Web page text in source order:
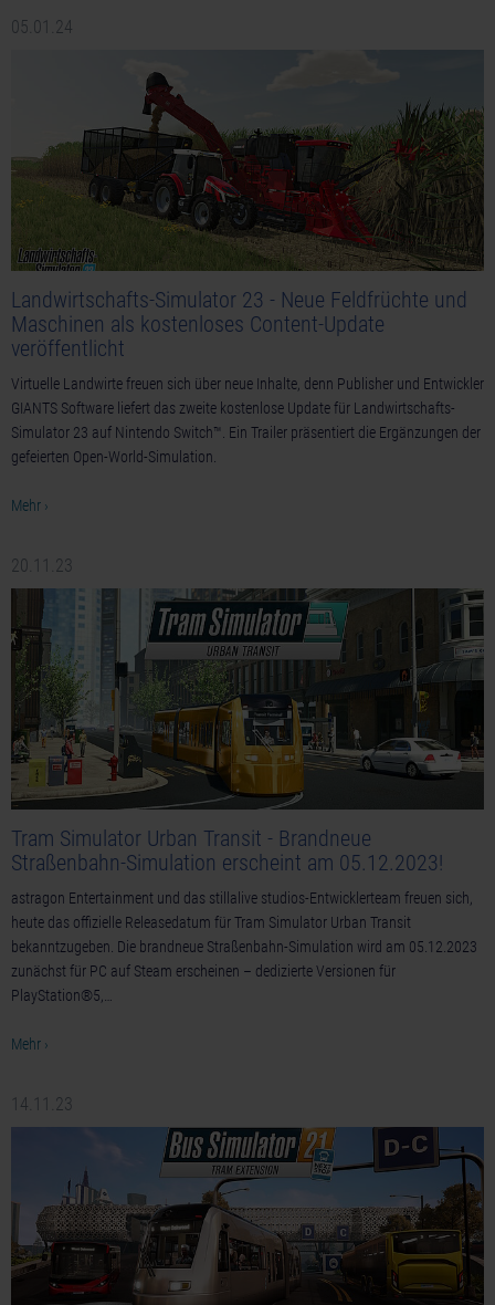
05.01.24
Landwirtschafts-Simulator 23 - Neue Feldfrüchte und
Maschinen als kostenloses Content-Update
veröffentlicht
Virtuelle Landwirte freuen sich über neue Inhalte, denn Publisher und Entwickler
GIANTS Software liefert das zweite kostenlose Update für Landwirtschafts-
Simulator 23 auf Nintendo Switch™. Ein Trailer präsentiert die Ergänzungen der
gefeierten Open-World-Simulation.
Mehr ›
20.11.23
Tram Simulator Urban Transit - Brandneue
Straßenbahn-Simulation erscheint am 05.12.2023!
astragon Entertainment und das stillalive studios-Entwicklerteam freuen sich,
heute das offizielle Releasedatum für Tram Simulator Urban Transit
bekanntzugeben. Die brandneue Straßenbahn-Simulation wird am 05.12.2023
zunächst für PC auf Steam erscheinen – dedizierte Versionen für
PlayStation®5,…
Mehr ›
14.11.23